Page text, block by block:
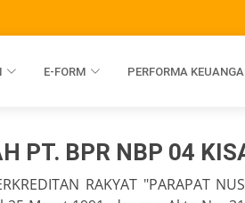
E-FORM PERFORMA
PT. BPR NBP 04
RAKYAT "PARAPAT